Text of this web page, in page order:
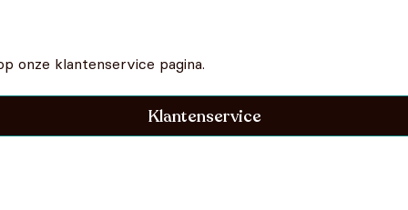
onze klantenservice pagina.
Klantenservice